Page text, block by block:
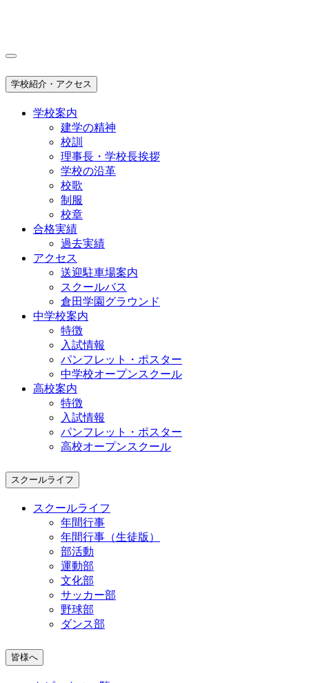
学校紹介・アクセス
学校案内
建学の精神
校訓
理事長・学校長挨拶
学校の沿革
校歌
制服
校章
合格実績
過去実績
アクセス
送迎駐車場案内
スクールバス
倉田学園グラウンド
中学校案内
特徴
入試情報
パンフレット・ポスター
中学校オープンスクール
高校案内
特徴
入試情報
パンフレット・ポスター
高校オープンスクール
スクールライフ
スクールライフ
年間行事
年間行事（生徒版）
部活動
運動部
文化部
サッカー部
野球部
ダンス部
皆様へ